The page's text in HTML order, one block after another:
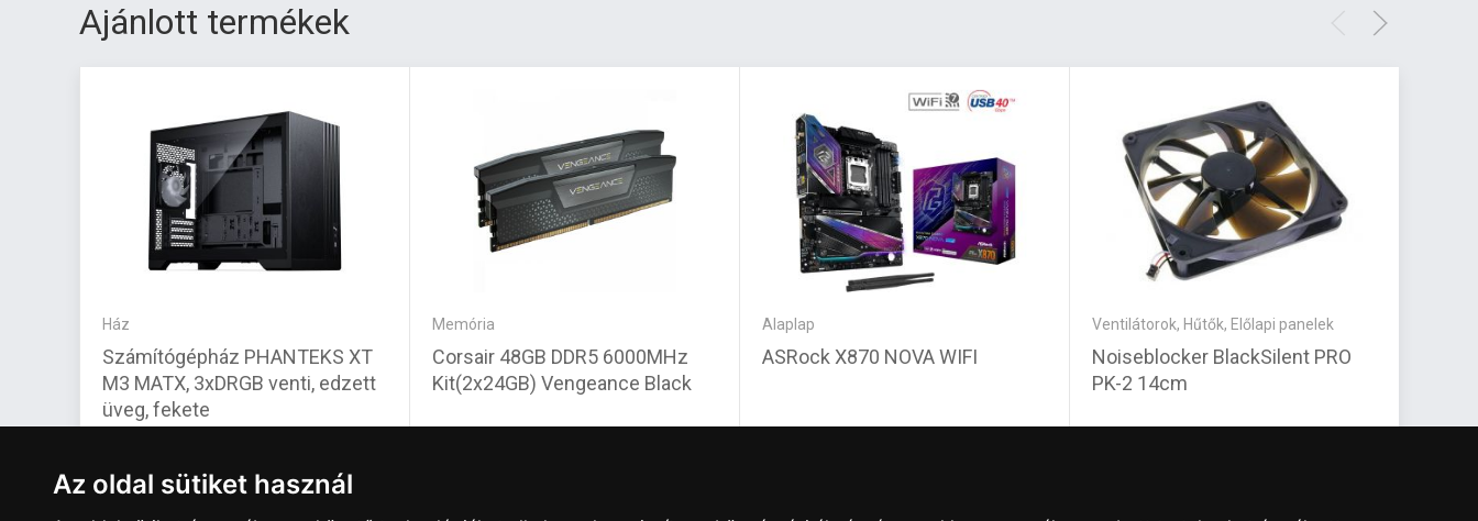
Az oldal sütiket használ
Ajánlott termékek
Ház
Számítógépház PHANTEKS XT
M3 MATX, 3xDRGB venti, edzett
üveg, fekete
24 470 Ft
Memória
Corsair 48GB DDR5 6000MHz
Kit(2x24GB) Vengeance Black
Alaplap
ASRock X870 NOVA WIFI
Ventilátorok, Hűtők, Előlapi panelek
Noiseblocker BlackSilent PRO
PK-2 14cm